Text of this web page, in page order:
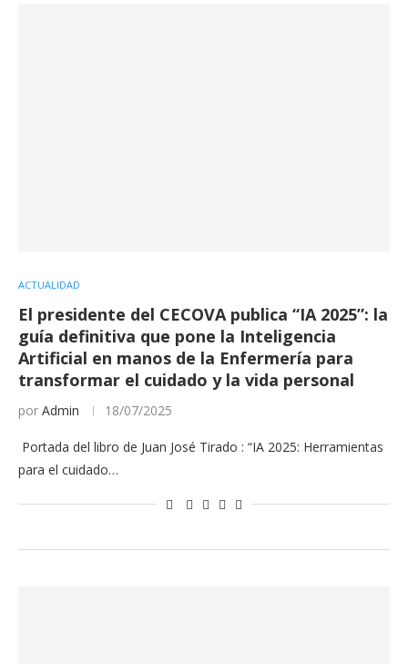
ACTUALIDAD
El presidente del CECOVA publica “IA 2025”: la
guía definitiva que pone la Inteligencia
Artificial en manos de la Enfermería para
transformar el cuidado y la vida personal
por Admin 18/07/2025
Portada del libro de Juan José Tirado : “IA 2025: Herramientas
para el cuidado…